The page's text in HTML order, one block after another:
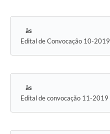
Edital de Convocação 10-2019
Edital de convocação 11-2019